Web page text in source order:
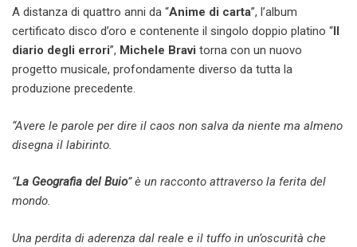
A distanza di quattro anni da “Anime di carta”, l’album
certificato disco d’oro e contenente il singolo doppio platino “
diario degli errori”, Michele Bravi torna con un nuovo
progetto musicale, profondamente diverso da tutta la
produzione precedente.
“Avere le parole per dire il caos non salva da niente ma almeno
disegna il labirinto.
“La Geografia del Buio” è un racconto attraverso la ferita del
mondo.
Una perdita di aderenza dal reale e il tuffo in un’oscurità che